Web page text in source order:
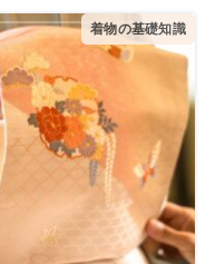
着物の基礎知識